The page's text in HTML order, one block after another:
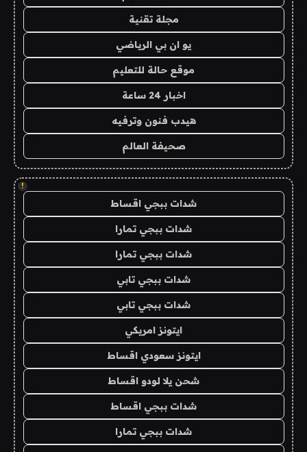
مجلة تقنية
يو ان بي الرياضي
موقع حالة للتعليم
اخبار 24 ساعة
هيدب فنون وترفيه
صحيفة العالم
!
شدات ببجي اقساط
شدات ببجي تمارا
شدات ببجي تمارا
شدات ببجي تابي
شدات ببجي تابي
ايتونز امريكي
ايتونز سعودي اقساط
شحن يلا لودو اقساط
شدات ببجي اقساط
شدات ببجي تمارا